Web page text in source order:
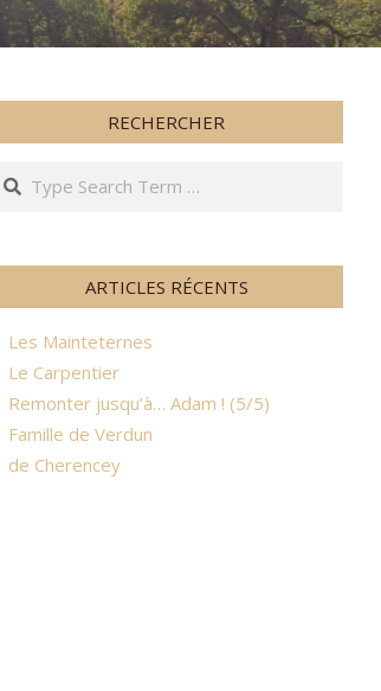
RECHERCHER
Search
ARTICLES RÉCENTS
Les Mainteternes
Le Carpentier
Remonter jusqu’à… Adam ! (5/5)
Famille de Verdun
de Cherencey